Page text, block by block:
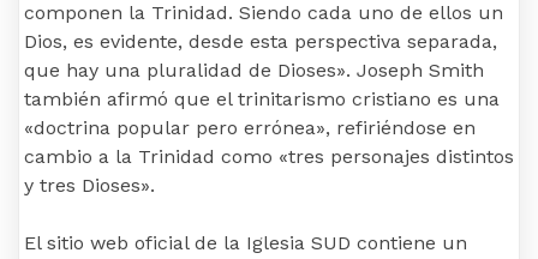
componen la Trinidad. Siendo cada uno de ellos un
Dios, es evidente, desde esta perspectiva separada,
que hay una pluralidad de Dioses». Joseph Smith
también afirmó que el trinitarismo cristiano es una
«doctrina popular pero errónea», refiriéndose en
cambio a la Trinidad como «tres personajes distintos
y tres Dioses».
El sitio web oficial de la Iglesia SUD contiene un